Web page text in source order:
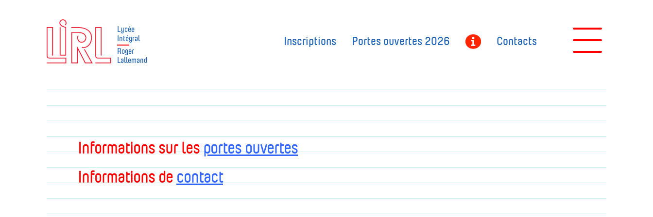
Lycée
Intégral
Roger
Lallemand
Inscriptions Portes ouvertes 2026 Contacts
Informations sur lesportes ouvertes
Informations de contact